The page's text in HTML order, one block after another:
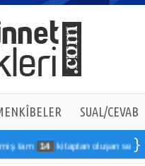
SUAL/CEVAB
tam 14 kitaptan oluşan seti